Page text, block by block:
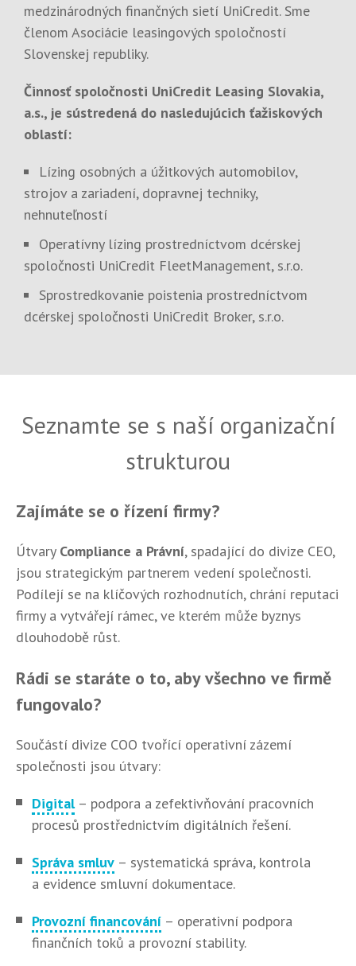
medzinárodných finančných sietí UniCredit. Sme
členom Asociácie leasingových spoločností
Slovenskej republiky.
Činnosť spoločnosti UniCredit Leasing Slovakia,
a.s., je sústredená do nasledujúcich ťažiskových
oblastí:
Lízing osobných a úžitkových automobilov,
strojov a zariadení, dopravnej techniky,
nehnuteľností
Operatívny lízing prostredníctvom dcérskej
spoločnosti UniCredit FleetManagement, s.r.o.
Sprostredkovanie poistenia prostredníctvom
dcérskej spoločnosti UniCredit Broker, s.r.o.
Seznamte se s naší organizační
strukturou
Zajímáte se o řízení firmy?
Útvary Compliance a Právní, spadající do divize CEO,
jsou strategickým partnerem vedení společnosti.
Podílejí se na klíčových rozhodnutích, chrání reputaci
firmy a vytvářejí rámec, ve kterém může byznys
dlouhodobě růst.
Rádi se staráte o to, aby všechno ve firmě
fungovalo?
Součástí divize COO tvořící operativní zázemí
společnosti jsou útvary:
Digital– podpora a zefektivňování pracovních
procesů prostřednictvím digitálních řešení.
Správa smluv – systematická správa, kontrola
a evidence smluvní dokumentace.
Provozní financování – operativní podpora
finančních toků a provozní stability.